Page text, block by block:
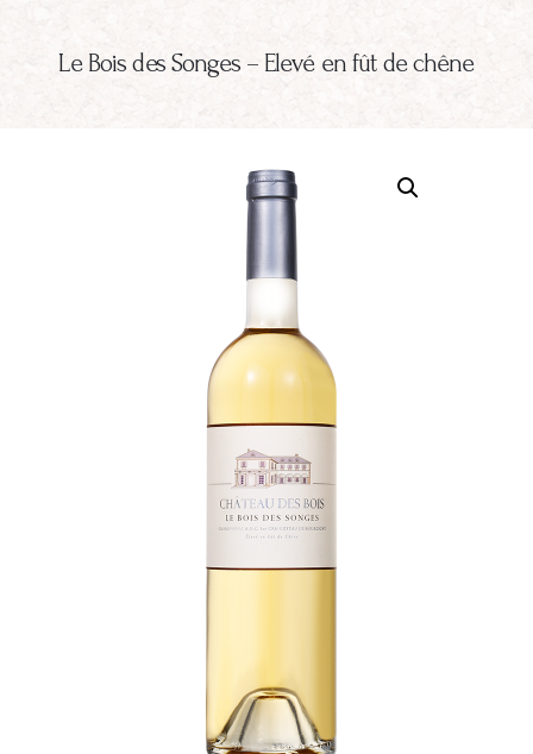
Le Bois des Songes – Elevé en fût de chêne